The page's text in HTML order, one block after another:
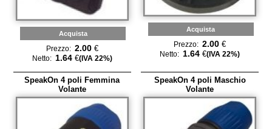
Acquista
Prezzo: 2.00 €
Netto: 1.64 €(IVA 22%)
Acquista
Prezzo: 2.00 €
Netto: 1.64 €(IVA 22%)
SpeakOn 4 poli Femmina
Volante
SpeakOn 4 poli Maschio
Volante